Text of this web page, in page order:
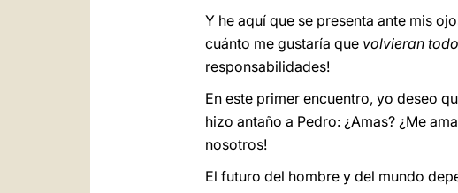
Y he aquí que se presenta ante mis
cuánto me gustaría que volvieran
responsabilidades!
En este primer encuentro, yo deseo
hizo antaño a Pedro: ¿Amas? ¿Me
nosotros!
El futuro del hombre y del mundo